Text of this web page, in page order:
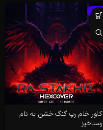
-39%
کاور خام رپ گنگ خشن به نام
رستاخیز